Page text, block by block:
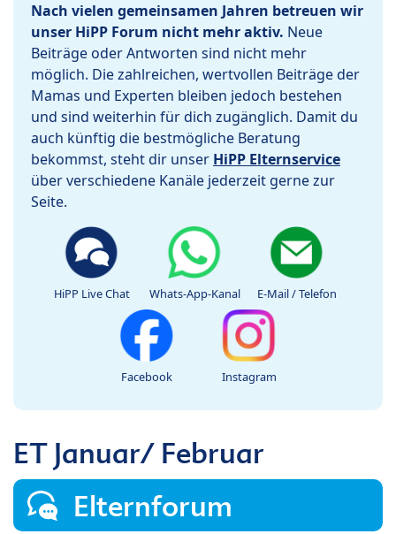
Nach vielen gemeinsamen Jahren betreuen wir
unser HiPP Forum nicht mehr aktiv. Neue
Beiträge oder Antworten sind nicht mehr
möglich. Die zahlreichen, wertvollen Beiträge der
Mamas und Experten bleiben jedoch bestehen
und sind weiterhin für dich zugänglich. Damit du
auch künftig die bestmögliche Beratung
bekommst, steht dir unser HiPP Elternservice
über verschiedene Kanäle jederzeit gerne zur
Seite.
HiPP Live Chat Whats-App-Kanal E-Mail / Telefon
Facebook Instagram
ET Januar/ Februar
Elternforum